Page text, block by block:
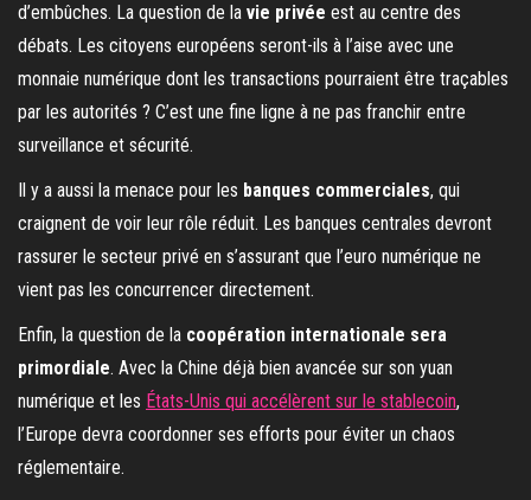
d’embûches. La question de la vie privée est au centre des
débats. Les citoyens européens seront-ils à l’aise avec une
monnaie numérique dont les transactions pourraient être traçables
par les autorités ? C’est une fine ligne à ne pas franchir entre
surveillance et sécurité.
Il y a aussi la menace pour les banques commerciales, qui
craignent de voir leur rôle réduit. Les banques centrales devront
rassurer le secteur privé en s’assurant que l’euro numérique ne
vient pas les concurrencer directement.
Enfin, la question de la coopération internationale sera
primordiale. Avec la Chine déjà bien avancée sur son yuan
numérique et les États-Unis qui accélèrent sur le stablecoin,
l’Europe devra coordonner ses efforts pour éviter un chaos
réglementaire.